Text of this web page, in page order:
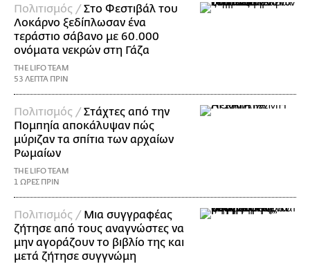
Πολιτισμός /Στο Φεστιβάλ του
Λοκάρνο ξεδίπλωσαν ένα
τεράστιο σάβανο με 60.000
ονόματα νεκρών στη Γάζα
THE LIFO TEAM
53 ΛΕΠΤΑ ΠΡΙΝ
Πολιτισμός /Στάχτες από την
Πομπηία αποκάλυψαν πώς
μύριζαν τα σπίτια των αρχαίων
Ρωμαίων
THE LIFO TEAM
1 ΩΡΕΣ ΠΡΙΝ
Πολιτισμός / Μια συγγραφέας
ζήτησε από τους αναγνώστες να
μην αγοράζουν το βιβλίο της και
μετά ζήτησε συγγνώμη